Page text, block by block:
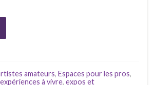
amateurs, Espaces pour les pros,
expériences à vivre, expos et